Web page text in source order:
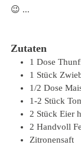
😉 ...
Zutaten
1 Dose
1 Stück
1/2 Dose
1-2 Stück
2 Stück Eier
2 Handvoll
Zitronensaft